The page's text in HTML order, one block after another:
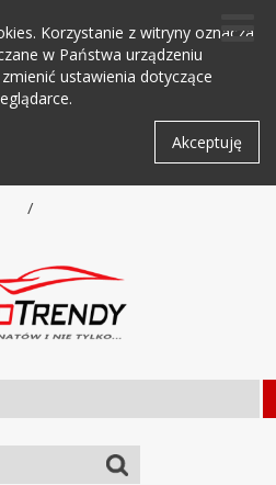
Korzystanie z witryny oznacza
w Państwa urządzeniu
ustawienia dotyczące
Akceptuję
/